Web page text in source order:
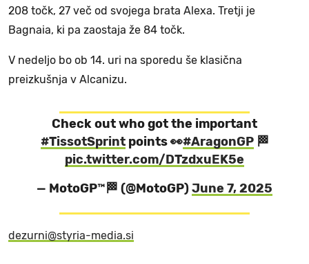
208 točk, 27 več od svojega brata Alexa. Tretji je
Bagnaia, ki pa zaostaja že 84 točk.
V nedeljo bo ob 14. uri na sporedu še klasična
preizkušnja v Alcanizu.
Check out who got the important
#TissotSprintpoints 👀#AragonGP🏁
pic.twitter.com/DTzdxuEK5e
— MotoGP™🏁 (@MotoGP)June 7, 2025
dezurni@styria-media.si